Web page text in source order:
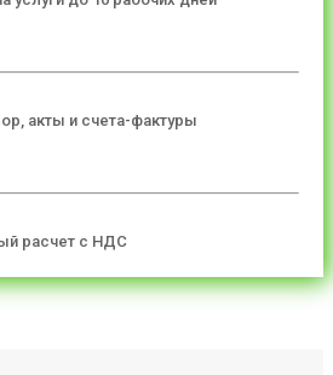
акты и счета-фактуры
расчет с НДС